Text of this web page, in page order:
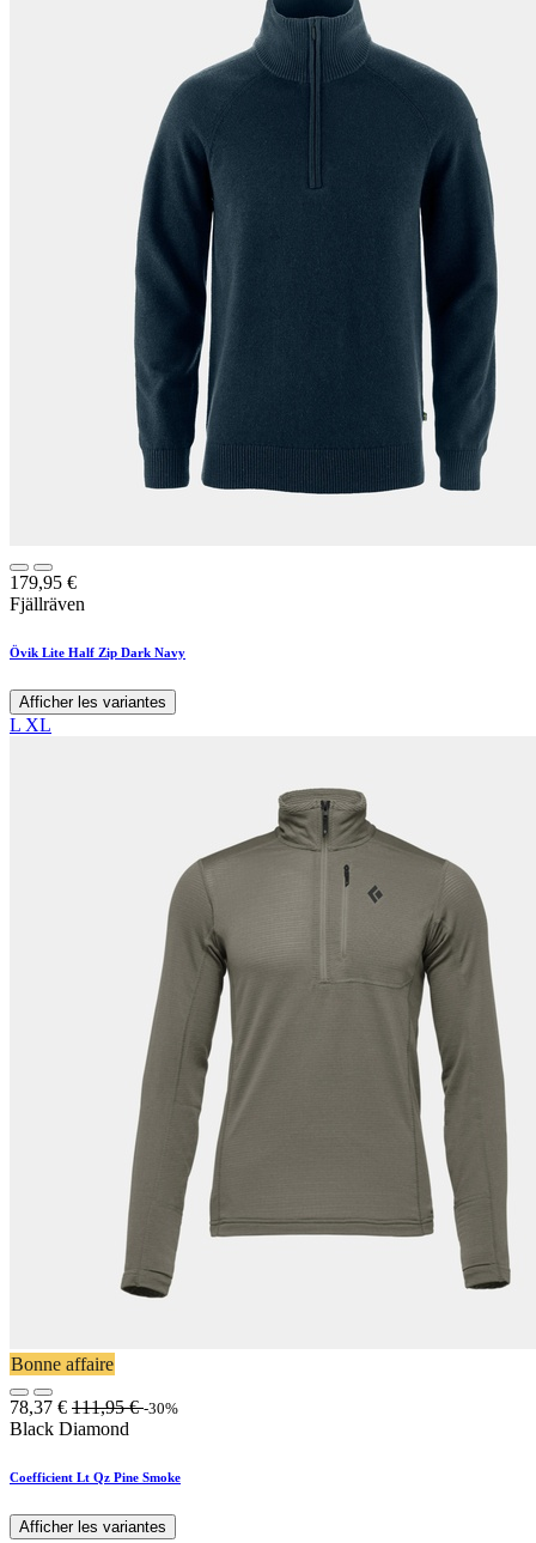
179,95 €
Fjällräven
Övik Lite Half Zip Dark Navy
Afficher les variantes
L XL
Bonne affaire
78,37 € 111,95€ -30%
Black Diamond
Coefficient Lt Qz Pine Smoke
Afficher les variantes